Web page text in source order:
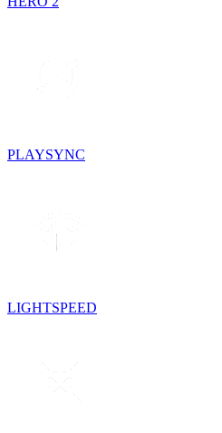
PLAYSYNC
LIGHTSPEED